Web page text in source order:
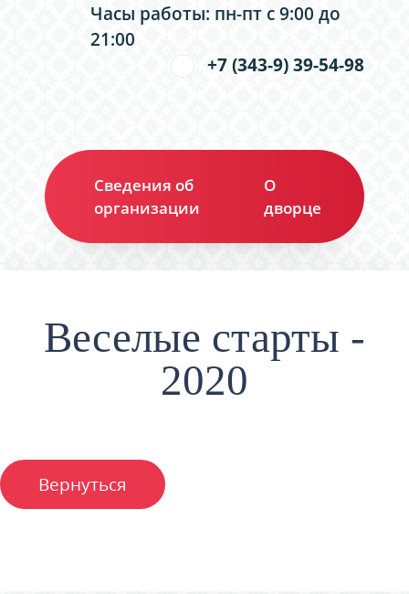
Часы работы: пн-пт с 9:00 до
21:00
+7 (343-9) 39-54-98
Сведения об
организации
О
дворце
Веселые старты -
2020
Вернуться